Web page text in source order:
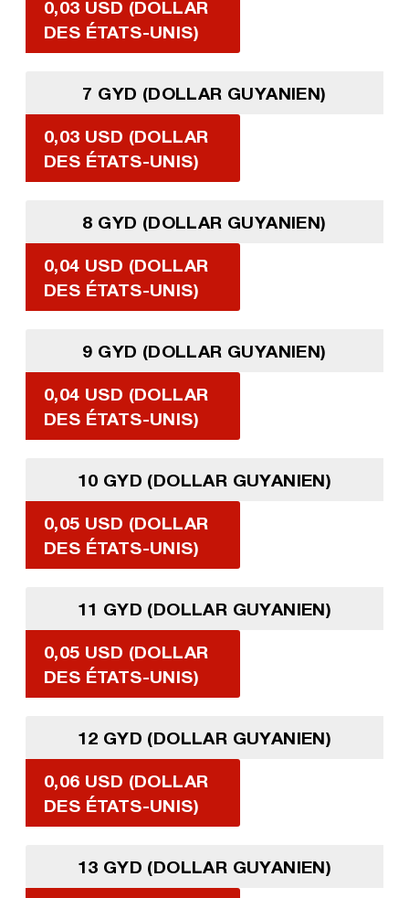
0,03 USD (DOLLAR
DES ÉTATS-UNIS)
7 GYD (DOLLAR GUYANIEN)
0,03 USD (DOLLAR
DES ÉTATS-UNIS)
8 GYD (DOLLAR GUYANIEN)
0,04 USD (DOLLAR
DES ÉTATS-UNIS)
9 GYD (DOLLAR GUYANIEN)
0,04 USD (DOLLAR
DES ÉTATS-UNIS)
10 GYD (DOLLAR GUYANIEN)
0,05 USD (DOLLAR
DES ÉTATS-UNIS)
11 GYD (DOLLAR GUYANIEN)
0,05 USD (DOLLAR
DES ÉTATS-UNIS)
12 GYD (DOLLAR GUYANIEN)
0,06 USD (DOLLAR
DES ÉTATS-UNIS)
13 GYD (DOLLAR GUYANIEN)